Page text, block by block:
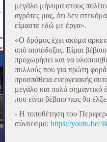
μεγάλο μήνυμα στους
αγρότες μας, ότι δεν
είμαστε εδώ με έργα».
«Ο δρόμος έχει ακόμα
από αισιόδοξος. Είμαι
προχωρήσει και να
πολλούς που για πρώτη
προσπάθεια ενεργειακής
μεγάλο και πολύ σημαντικό
που είναι βέβαιο πως θα
- H τοποθέτηση του
σύνδεσμο: https://youtu.be/